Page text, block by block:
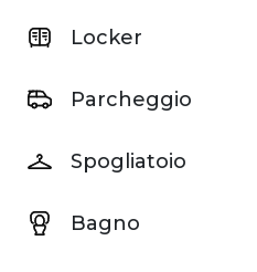
Locker
Parcheggio
Spogliatoio
Bagno